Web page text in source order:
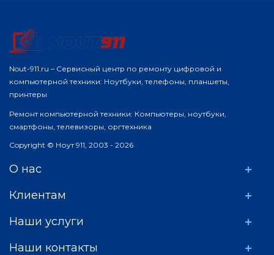
Nout-911.ru – Сервисный центр по ремонту цифровой и
компьютерной техники: Ноутбуки, телефоны, планшеты,
принтеры
Ремонт компьютерной техники: Компьютеры, ноутбуки,
смартфоны, телевизоры, оргтехника
Copyright © Ноут 911, 2003 - 2026
О нас
Клиентам
Наши услуги
Наши контакты